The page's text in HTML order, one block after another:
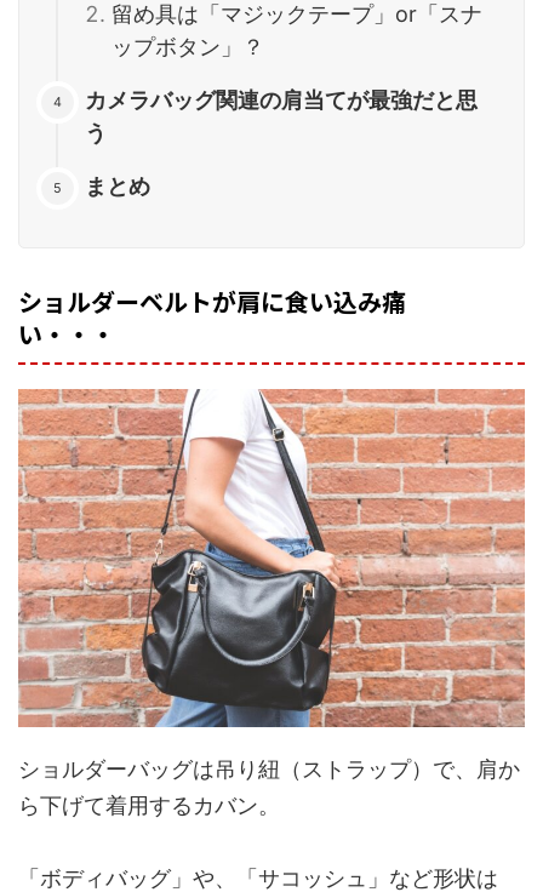
留め具は「マジックテープ」or「スナ
ップボタン」？
カメラバッグ関連の肩当てが最強だと思
う
まとめ
ショルダーベルトが肩に食い込み痛
い・・・
ショルダーバッグは吊り紐（ストラップ）で、肩か
ら下げて着用するカバン。
「ボディバッグ」や、「サコッシュ」など形状は